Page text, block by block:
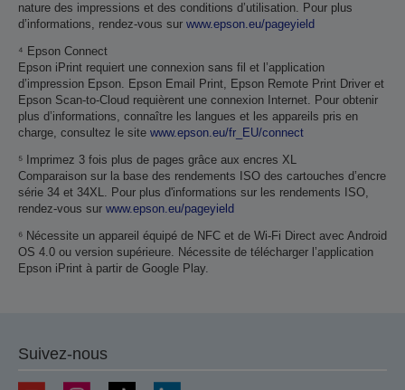
nature des impressions et des conditions d’utilisation. Pour plus
d’informations, rendez-vous sur www.epson.eu/pageyield
⁴ Epson Connect
Epson iPrint requiert une connexion sans fil et l’application
d’impression Epson. Epson Email Print, Epson Remote Print Driver et
Epson Scan-to-Cloud requièrent une connexion Internet. Pour obtenir
plus d’informations, connaître les langues et les appareils pris en
charge, consultez le site www.epson.eu/fr_EU/connect
⁵ Imprimez 3 fois plus de pages grâce aux encres XL
Comparaison sur la base des rendements ISO des cartouches d’encre
série 34 et 34XL. Pour plus d'informations sur les rendements ISO,
rendez-vous sur www.epson.eu/pageyield
⁶ Nécessite un appareil équipé de NFC et de Wi-Fi Direct avec Android
OS 4.0 ou version supérieure. Nécessite de télécharger l’application
Epson iPrint à partir de Google Play.
Suivez-nous